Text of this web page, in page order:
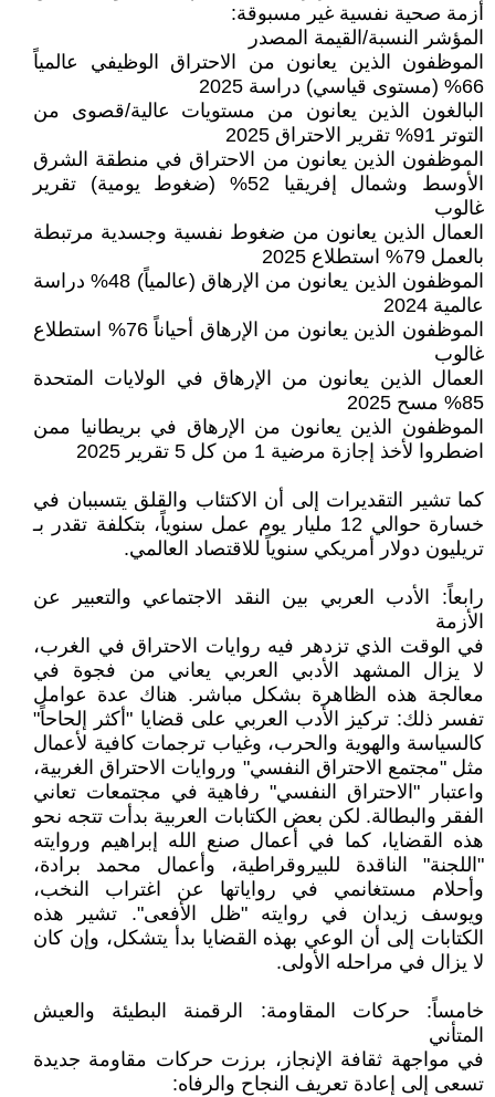
أزمة صحية نفسية غير مسبوقة:
المؤشر النسبة/القيمة المصدر
الموظفون الذين يعانون من الاحتراق الوظيفي عالمياً
66% (مستوى قياسي) دراسة 2025
البالغون الذين يعانون من مستويات عالية/قصوى من
التوتر 91% تقرير الاحتراق 2025
الموظفون الذين يعانون من الاحتراق في منطقة الشرق
الأوسط وشمال إفريقيا 52% (ضغوط يومية) تقرير
غالوب
العمال الذين يعانون من ضغوط نفسية وجسدية مرتبطة
بالعمل 79% استطلاع 2025
الموظفون الذين يعانون من الإرهاق (عالمياً) 48% دراسة
عالمية 2024
الموظفون الذين يعانون من الإرهاق أحياناً 76% استطلاع
غالوب
العمال الذين يعانون من الإرهاق في الولايات المتحدة
85% مسح 2025
الموظفون الذين يعانون من الإرهاق في بريطانيا ممن
اضطروا لأخذ إجازة مرضية 1 من كل 5 تقرير 2025
كما تشير التقديرات إلى أن الاكتئاب والقلق يتسببان في
خسارة حوالي 12 مليار يوم عمل سنوياً، بتكلفة تقدر بـ
تريليون دولار أمريكي سنوياً للاقتصاد العالمي.
رابعاً: الأدب العربي بين النقد الاجتماعي والتعبير عن
الأزمة
في الوقت الذي تزدهر فيه روايات الاحتراق في الغرب،
لا يزال المشهد الأدبي العربي يعاني من فجوة في
معالجة هذه الظاهرة بشكل مباشر. هناك عدة عوامل
تفسر ذلك: تركيز الأدب العربي على قضايا "أكثر إلحاحاً"
كالسياسة والهوية والحرب، وغياب ترجمات كافية لأعمال
مثل "مجتمع الاحتراق النفسي" وروايات الاحتراق الغربية،
واعتبار "الاحتراق النفسي" رفاهية في مجتمعات تعاني
الفقر والبطالة. لكن بعض الكتابات العربية بدأت تتجه نحو
هذه القضايا، كما في أعمال صنع الله إبراهيم وروايته
"اللجنة" الناقدة للبيروقراطية، وأعمال محمد برادة،
وأحلام مستغانمي في رواياتها عن اغتراب النخب،
ويوسف زيدان في روايته "ظل الأفعى". تشير هذه
الكتابات إلى أن الوعي بهذه القضايا بدأ يتشكل، وإن كان
لا يزال في مراحله الأولى.
خامساً: حركات المقاومة: الرقمنة البطيئة والعيش
المتأني
في مواجهة ثقافة الإنجاز، برزت حركات مقاومة جديدة
تسعى إلى إعادة تعريف النجاح والرفاه: